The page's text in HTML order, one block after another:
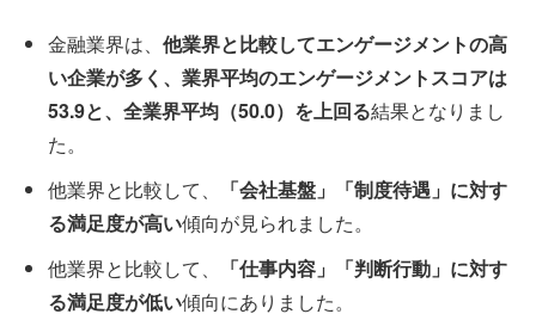
金融業界は、 他業界と比較してエンゲージメントの高
い企業が多く、業界平均のエンゲージメントスコアは
53.9と、全業界平均（50.0）を上回る結果となりまし
た。
他業界と比較して、
「会社基盤」「制度待遇」に対す
る満足度が高い傾向が見られました。
他業界と比較して、
「仕事内容」「判断行動」に対す
る満足度が低い傾向にありました。